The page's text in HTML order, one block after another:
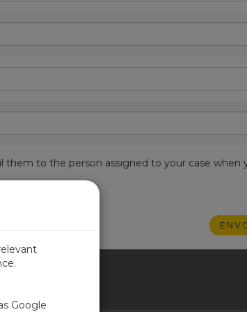
them to the person assigned to your case when
Google